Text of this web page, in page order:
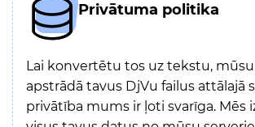
Privātuma politika
Lai konvertētu tos uz tekstu,
apstrādā tavus DjVu failus attālajā
privātība mums ir ļoti svarīga. Mēs